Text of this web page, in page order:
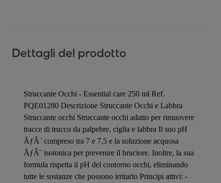
Dettagli del prodotto
Struccante Occhi - Essential care 250 ml Ref.
PQE01280 Descrizione Struccante Occhi e Labbra
Struccante occhi Struccante occhi adatto per rimuovere
tracce di trucco da palpebre, ciglia e labbra Il suo pH
ÃƒÂ¨ compreso tra 7 e 7,5 e la soluzione acquosa
ÃƒÂ¨ isotonica per prevenire il bruciore. Inoltre, la sua
formula rispetta il pH del contorno occhi, eliminando
tutte le sostanze che possono irritarlo Principi attivi: -